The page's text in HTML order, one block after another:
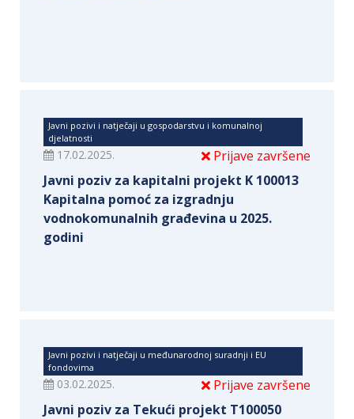
Javni pozivi i natječaji u gospodarstvu i komunalnoj
djelatnosti
Prijave završene
17.02.2025.
Javni poziv za kapitalni projekt K 100013
Kapitalna pomoć za izgradnju
vodnokomunalnih građevina u 2025.
godini
Javni pozivi i natječaji u međunarodnoj suradnji i EU
fondovima
Prijave završene
03.02.2025.
Javni poziv za Tekući projekt T100050